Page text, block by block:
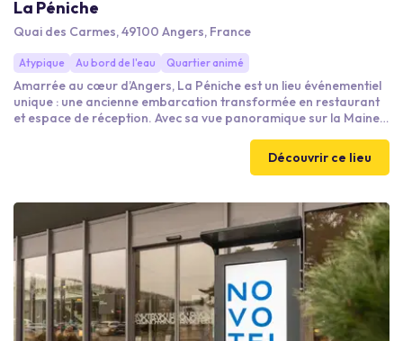
La Péniche
Quai des Carmes, 49100 Angers, France
Atypique Au bord de l'eau Quartier animé
Amarrée au cœur d’Angers, La Péniche est un lieu événementiel
unique : une ancienne embarcation transformée en restaurant
et espace de réception. Avec sa vue panoramique sur la Maine
Découvrir ce lieu